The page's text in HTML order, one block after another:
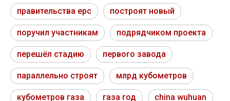
правительства epc построят новый
поручил участникам подрядчиком проекта
перешёл стадию первого завода
параллельно строят млрд кубометров
кубометров газа газа год china wuhuan